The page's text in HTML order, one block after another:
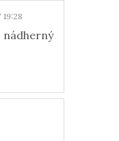
19:28